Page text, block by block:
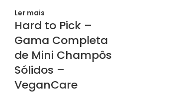
Ler mais
Hard to Pick –
Gama Completa
de Mini Champôs
Sólidos –
VeganCare